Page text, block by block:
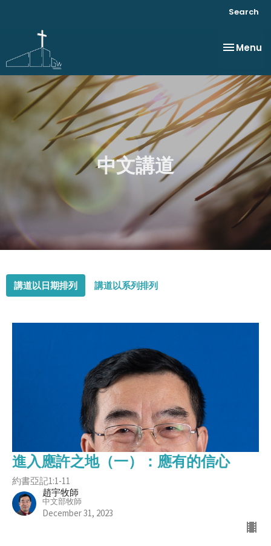
Search
Toggle
Menu
中文講道
講道以日期排列 講道以系列排列
進入應許之地（一）：應有的信心
約書亞記1:1-11
趙宇牧師
中文部牧師
December 31, 2023